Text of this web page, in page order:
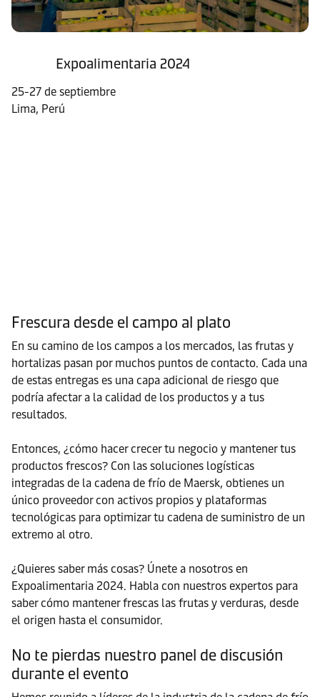
Expoalimentaria 2024
25-27 de septiembre
Lima, Perú
Frescura desde el campo al plato
En su camino de los campos a los mercados, las frutas y
hortalizas pasan por muchos puntos de contacto. Cada una
de estas entregas es una capa adicional de riesgo que
podría afectar a la calidad de los productos y a tus
resultados.
Entonces, ¿cómo hacer crecer tu negocio y mantener tus
productos frescos? Con las soluciones logísticas
integradas de la cadena de frío de Maersk, obtienes un
único proveedor con activos propios y plataformas
tecnológicas para optimizar tu cadena de suministro de un
extremo al otro.
¿Quieres saber más cosas? Únete a nosotros en
Expoalimentaria 2024. Habla con nuestros expertos para
saber cómo mantener frescas las frutas y verduras, desde
el origen hasta el consumidor.
No te pierdas nuestro panel de discusión
durante el evento